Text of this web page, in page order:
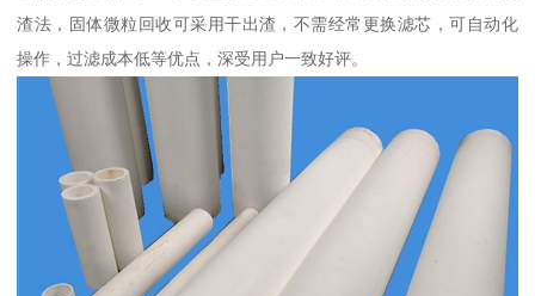
渣法，固体微粒回收可采用干出渣，不需经常更换滤芯，可自动化
操作，过滤成本低等优点，深受用户一致好评。